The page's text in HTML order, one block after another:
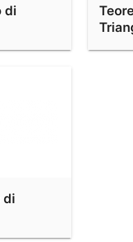
di
di